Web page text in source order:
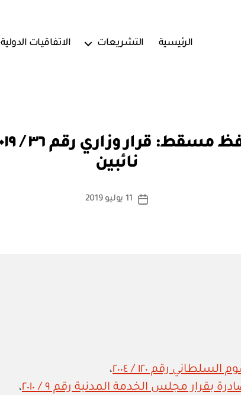
الرئيسية التشريعات الاتفاقيات الدولية
نائبين
كاتب
ا
ة
تاريخ
11 يوليو 2019
رقم ١٢٠ / ٢٠٠٤
،
بقرار مجلس الخدمة المدنية رقم ٩ / ٢٠١٠
،